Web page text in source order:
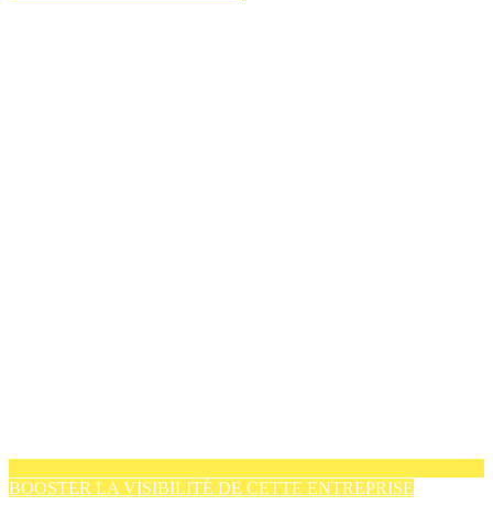
BOOSTER LA VISIBILITÉ DE CETTE ENTREPRISE